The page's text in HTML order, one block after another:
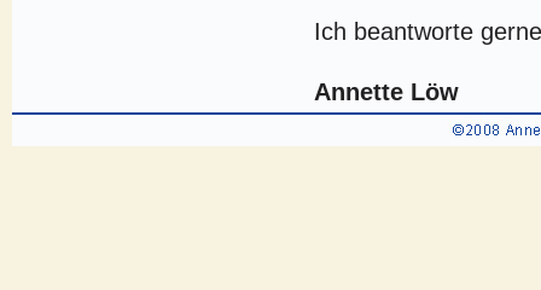
Ich beantworte
Annette Löw